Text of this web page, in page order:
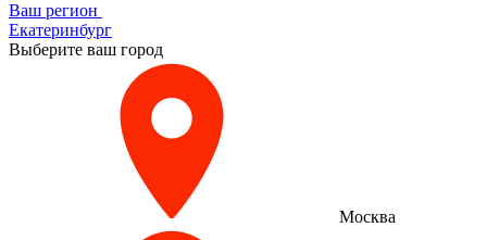
Ваш регион
Екатеринбург
Выберите ваш город
Москва